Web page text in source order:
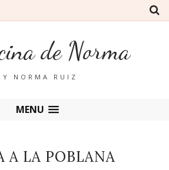
de Norma
NORMA RUIZ
MENU
A LA POBLANA